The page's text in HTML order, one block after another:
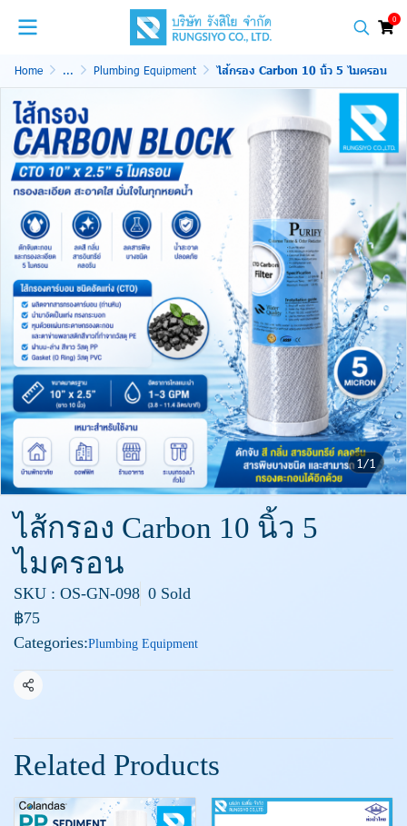
0
Home ... Plumbing Equipment ไส้กรอง Carbon 10 นิ้ว 5 ไมครอน
1/1
ไส้กรอง Carbon 10 นิ้ว 5
ไมครอน
SKU : OS-GN-098 0 Sold
฿75
Categories:Plumbing Equipment
Share
Related Products